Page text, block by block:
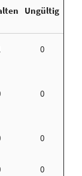
Ungültig
0
0
0
0